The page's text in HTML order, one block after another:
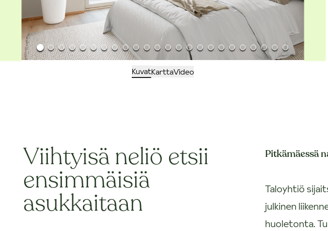
KuvatKarttaVideo
Viihtyisä neliö etsii
ensimmäisiä
asukkaitaan
Pitkämäessä
Taloyhtiö
julkinen
huoletonta.